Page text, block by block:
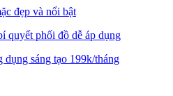
đẹp và nổi bật
quyết phối đồ dễ áp dụng
sáng tạo 199k/tháng